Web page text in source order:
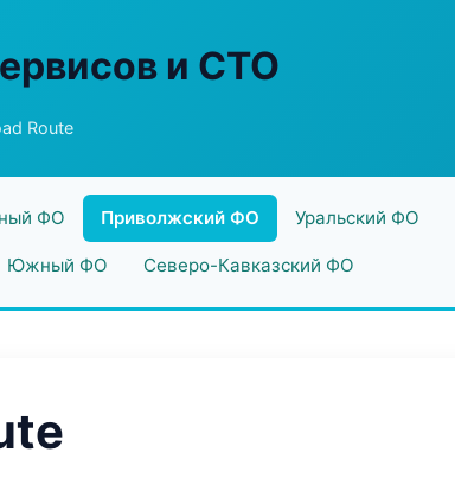
и СТО
Route
ФО Приволжский ФО Уральский ФО
Южный ФО Северо-Кавказский ФО